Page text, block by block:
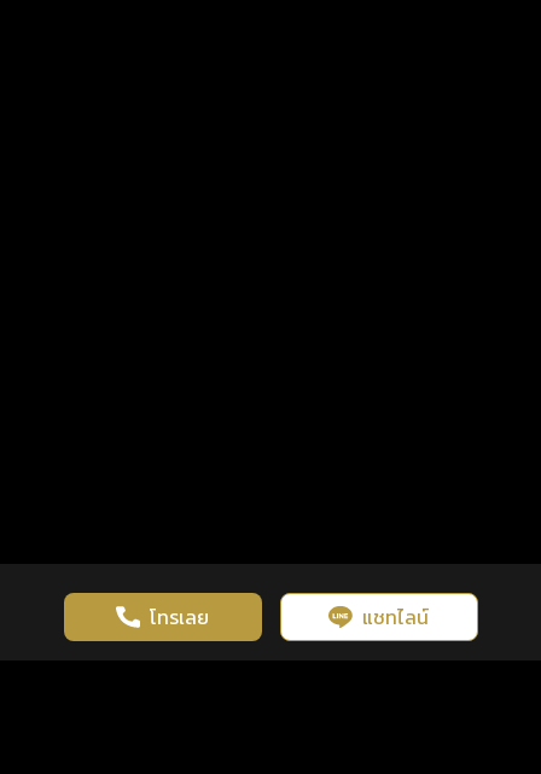
โทรเลย แชทไลน์
เว็บไซต์นี้มีการใช้งานคุกกี้ เพื่อเพิ่มประสิทธิภาพและประสบการณ์ที่ดี
ในการใช้งานเว็บไซต์ นโยบายความเป็นส่วนตัว
รู้ก่อน พร้อมกว่า ทุกจังหวะชีวิต คลิกดูดวงฟรี